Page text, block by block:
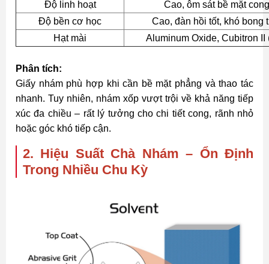
Độ linh hoạt
Cao, ôm sát bề mặt cong
Độ bền cơ học
Cao, đàn hồi tốt, khó bong
Hạt mài
Aluminum Oxide, Cubitron II
Phân tích:
Giấy nhám phù hợp khi cần bề mặt phẳng và thao tác
nhanh. Tuy nhiên, nhám xốp vượt trội về khả năng tiếp
xúc đa chiều – rất lý tưởng cho chi tiết cong, rãnh nhỏ
hoặc góc khó tiếp cận.
2. Hiệu Suất Chà Nhám – Ổn Định
Trong Nhiều Chu Kỳ